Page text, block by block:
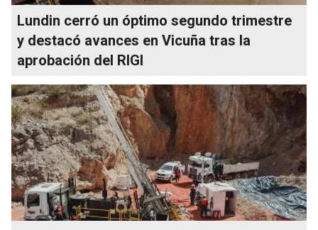
Lundin cerró un óptimo segundo trimestre
y destacó avances en Vicuña tras la
aprobación del RIGI